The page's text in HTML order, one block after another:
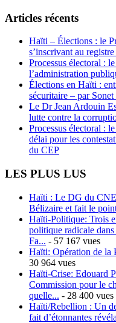
Articles récents
Haïti – Élections : le
s’inscrivant au
Processus électoral :
l’administration
Élections en Haïti :
sécuritaire – par
Le Dr Jean Ardouin
lutte contre la
Processus électoral :
délai pour les
du CEP
LES PLUS LUS
Haïti : Le DG du CNE
Bélizaire et fait le
Haïti-Politique: Trois
politique radicale
Fa... - 57 167 vues
Haïti: Opération de la
30 964 vues
Haïti-Crise: Edouard
Commission pour le
quelle... - 28 400 vues
Haïti/Rebellion : Un
fait d’étonnantes